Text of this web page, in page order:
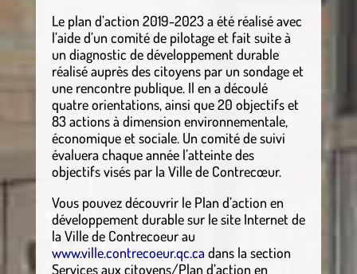
Le plan d’action 2019-2023 a été réalisé avec
l’aide d’un comité de pilotage et fait suite à
un diagnostic de développement durable
réalisé auprès des citoyens par un sondage et
une rencontre publique. Il en a découlé
quatre orientations, ainsi que 20 objectifs et
83 actions à dimension environnementale,
économique et sociale. Un comité de suivi
évaluera chaque année l’atteinte des
objectifs visés par la Ville de Contrecœur.
Vous pouvez découvrir le Plan d’action en
développement durable sur le site Internet de
la Ville de Contrecoeur au
www.ville.contrecoeur.qc.ca dans la section
Services aux citoyens/Plan d’action en